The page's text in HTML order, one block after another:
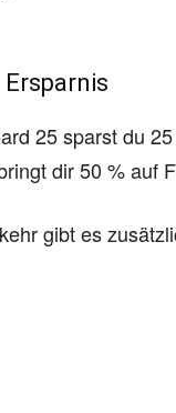
25 sparst du
dir 50 % auf
gibt es